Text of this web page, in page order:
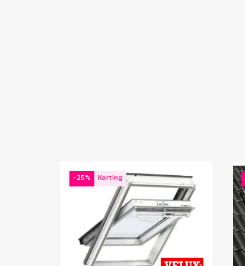
-25%